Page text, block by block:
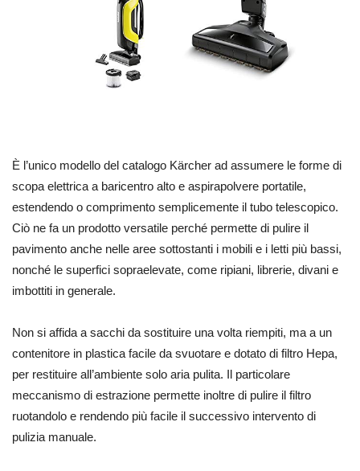
È l’unico modello del catalogo Kärcher ad assumere le forme di
scopa elettrica a baricentro alto e aspirapolvere portatile,
estendendo o comprimento semplicemente il tubo telescopico.
Ciò ne fa un prodotto versatile perché permette di pulire il
pavimento anche nelle aree sottostanti i mobili e i letti più bassi,
nonché le superfici sopraelevate, come ripiani, librerie, divani e
imbottiti in generale.
Non si affida a sacchi da sostituire una volta riempiti, ma a un
contenitore in plastica facile da svuotare e dotato di filtro Hepa,
per restituire all’ambiente solo aria pulita. Il particolare
meccanismo di estrazione permette inoltre di pulire il filtro
ruotandolo e rendendo più facile il successivo intervento di
pulizia manuale.